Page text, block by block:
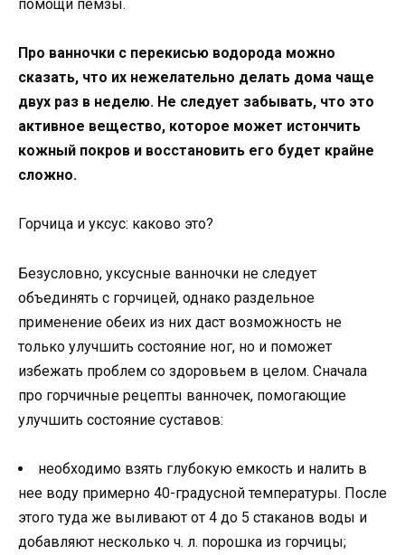
помощи пемзы.
Про ванночки с перекисью водорода можно
сказать, что их нежелательно делать дома чаще
двух раз в неделю. Не следует забывать, что это
активное вещество, которое может истончить
кожный покров и восстановить его будет крайне
сложно.
Горчица и уксус: каково это?
Безусловно, уксусные ванночки не следует
объединять с горчицей, однако раздельное
применение обеих из них даст возможность не
только улучшить состояние ног, но и поможет
избежать проблем со здоровьем в целом. Сначала
про горчичные рецепты ванночек, помогающие
улучшить состояние суставов:
необходимо взять глубокую емкость и налить в
нее воду примерно 40-градусной температуры. После
этого туда же выливают от 4 до 5 стаканов воды и
добавляют несколько ч. л. порошка из горчицы;